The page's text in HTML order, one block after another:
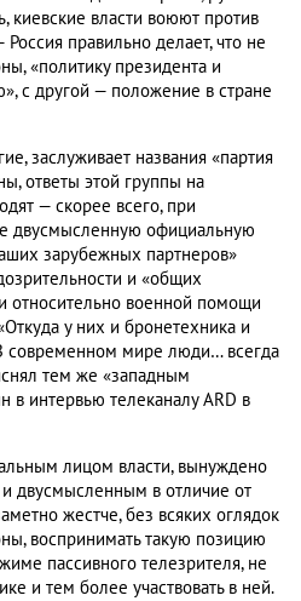
киевские власти воюют против
правильно делает, что не
«политику президента и
с другой — положение в стране
заслуживает названия «партия
ответы этой группы на
— скорее всего, при
двусмысленную официальную
зарубежных партнеров»
и «общих
относительно военной помощи
у них и бронетехника и
современном мире люди… всегда
тем же «западным
в интервью телеканалу ARD в
лицом власти, вынуждено
двусмысленным в отличие от
жестче, без всяких оглядок
воспринимать такую позицию
пассивного телезрителя, не
и тем более участвовать в ней.